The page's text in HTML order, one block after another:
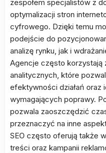
zespołem specjalistów z
optymalizacji stron
cyfrowego. Dzięki temu
podejście do
analizę rynku, jak i
Agencje często korzystają
analitycznych, które
efektywności działań
wymagających poprawy.
pozwala zaoszczędzić
przeznaczyć na inne
SEO często oferują także
treści oraz kampanii